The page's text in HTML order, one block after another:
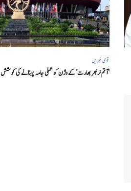
قومی خبریں
‘ آتم نربھر بھارت’ کے وژن کو عملی جامہ پہنانے کی کوشش